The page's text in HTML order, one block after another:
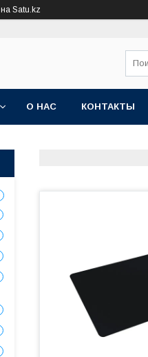
на Satu.kz
О НАС КОНТАКТЫ